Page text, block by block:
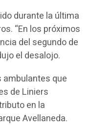
durante la última
“En los próximos
del segundo de
el desalojo.
ambulantes que
de Liniers
en la
Avellaneda.